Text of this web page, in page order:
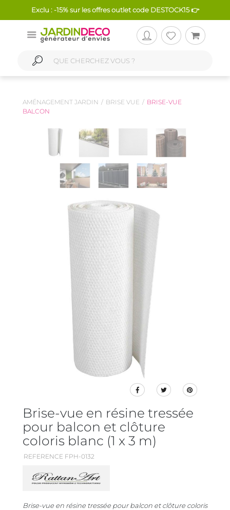
Exclu : -15% sur les offres outlet code DESTOCK15 👉
AMÉNAGEMENT JARDIN BRISE VUE
BRISE-VUE
BALCON
Brise-vue en résine tressée
pour balcon et clôture
coloris blanc (1 x 3 m)
REFERENCE FPH-0132
Brise-vue en résine tressée pour balcon et clôture coloris